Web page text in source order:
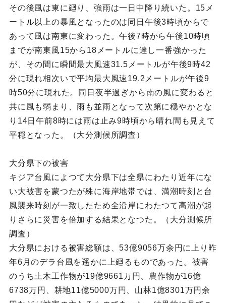
その後風は東に廻り、強雨は一日中降り続いた。15メ
ートル以上の暴風となったのは同日午後3時頃からで
あって風は南東に変わった。午後7時から午後10時頃
までが南東風15から18メートルに達し一番強かった
が、その間に瞬間最大風速31.5メートルが午後9時42
分に現れ相次いで平均最大風速19.2メートルが午後9
時50分に現れた。同日夜半過ぎから南の風に変わると
共に風も弱まり、雨も並雨となって次第に穏やかとな
り14日午前8時には雨は止み9時頃から晴れ間も見えて
平穏となった。（大分測候所調査）
大分県下の被害
キジア台風によつて大分県下は全県にわたり近年にな
い大被害を蒙つたが殊に海岸地帯では、満潮時刻と台
風襲来時刻が一致したため全沿岸にわたつて高潮が起
りさらに災害を倍加する結果となつた。（大分測候所
調査）
大分県における被害総額は、53億9056万余円に上り昨
年6月のデラ台風を遥かに上廻るものであった。被害
のうち土木工作物が19億9661万円、農作物が16億
6738万円、耕地11億5000万円、山林1億8301万円余